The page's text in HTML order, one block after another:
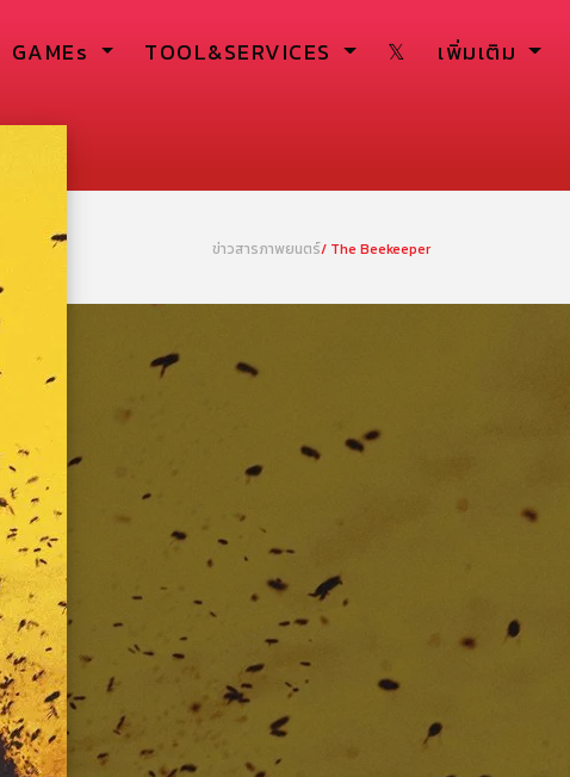
GAMEs TOOL&SERVICES 𝕏 เพิ่มเติม
ข่าวสารภาพยนตร์/ The Beekeeper